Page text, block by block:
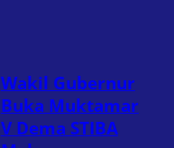
Wakil Gubernur
Buka Muktamar
V Dema STIBA